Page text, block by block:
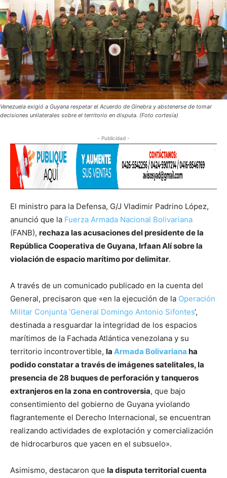
Venezuela exigió a Guyana respetar el Acuerdo de Ginebra y abstenerse de tomar
decisiones unilaterales sobre el territorio en disputa. (Foto cortesía)
- Publicidad -
El ministro para la Defensa, G/J Vladimir Padrino López,
anunció que la Fuerza Armada Nacional Bolivariana
(FANB), rechaza las acusaciones del presidente de la
República Cooperativa de Guyana, Irfaan Alí sobre la
violación de espacio marítimo por delimitar.
A través de un comunicado publicado en la cuenta del
General, precisaron que «en la ejecución de la Operación
Militar Conjunta ‘General Domingo Antonio Sifontes‘,
destinada a resguardar la integridad de los espacios
marítimos de la Fachada Atlántica venezolana y su
territorio incontrovertible, la Armada Bolivariana ha
podido constatar a través de imágenes satelitales, la
presencia de 28 buques de perforación y tanqueros
extranjeros en la zona en controversia, que bajo
consentimiento del gobierno de Guyana yviolando
flagrantemente el Derecho Internacional, se encuentran
realizando actividades de explotación y comercialización
de hidrocarburos que yacen en el subsuelo».
Asimismo, destacaron que la disputa territorial cuenta